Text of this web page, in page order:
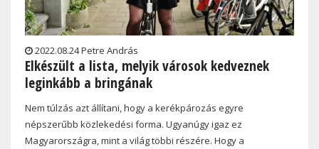
2022.08.24 Petre András
Elkészült a lista, melyik városok kedveznek
leginkább a bringának
Nem túlzás azt állítani, hogy a kerékpározás egyre
népszerűbb közlekedési forma. Ugyanúgy igaz ez
Magyarországra, mint a világ többi részére. Hogy a